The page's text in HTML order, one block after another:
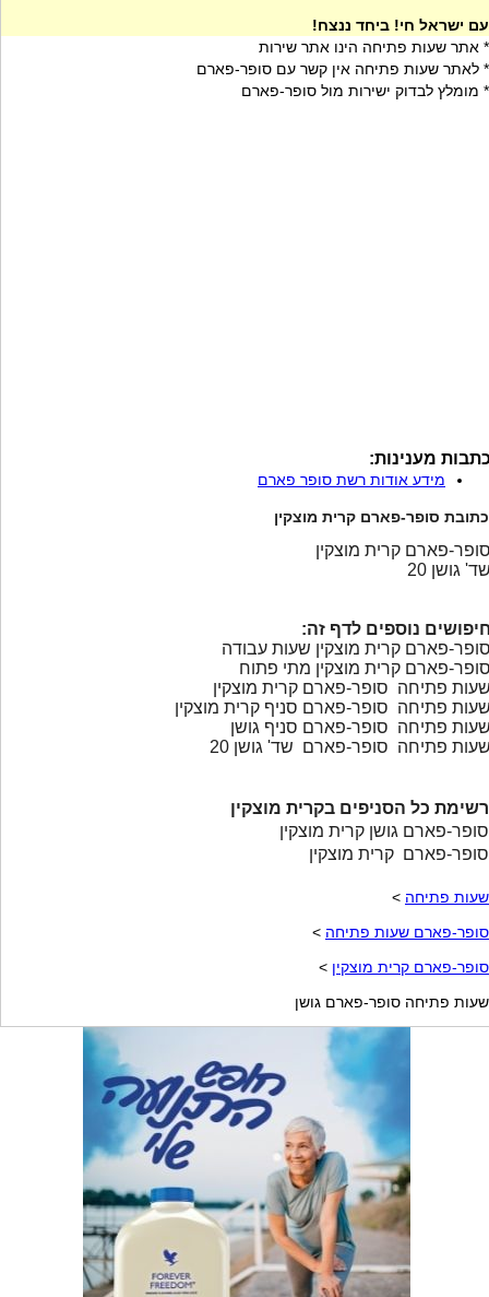
עם ישראל חי! ביחד ננצח!
* אתר שעות פתיחה הינו אתר שירות
* לאתר שעות פתיחה אין קשר עם סופר-פארם
* מומלץ לבדוק ישירות מול סופר-פארם
מענינות:
מידע אודות רשת סופר פארם
כתובת סופר-פארם קרית מוצקין
פארם קרית מוצקין
גושן 20
נוספים לדף זה:
פארם קרית מוצקין שעות עבודה
פארם קרית מוצקין מתי פתוח
פתיחה סופר-פארם קרית מוצקין
פתיחה סופר-פארם סניף קרית מוצקין
פתיחה סופר-פארם סניף גושן
פתיחה סופר-פארם שד' גושן 20
רשימת כל הסניפים בקרית מוצקין
סופר-פארם גושן קרית מוצקין
סופר-פארם קרית מוצקין
שעות פתיחה >
סופר-פארם שעות פתיחה >
סופר-פארם קרית מוצקין >
שעות פתיחה סופר-פארם גושן